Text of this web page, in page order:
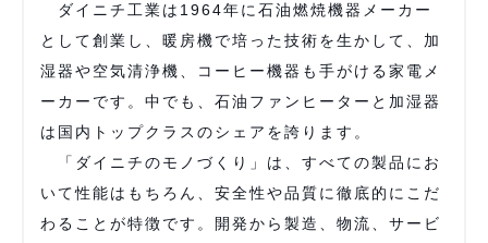
ダイニチ工業は1964年に石油燃焼機器メーカー
として創業し、暖房機で培った技術を生かして、加
湿器や空気清浄機、コーヒー機器も手がける家電メ
ーカーです。中でも、石油ファンヒーターと加湿器
は国内トップクラスのシェアを誇ります。
「ダイニチのモノづくり」は、すべての製品にお
いて性能はもちろん、安全性や品質に徹底的にこだ
わることが特徴です。開発から製造、物流、サービ